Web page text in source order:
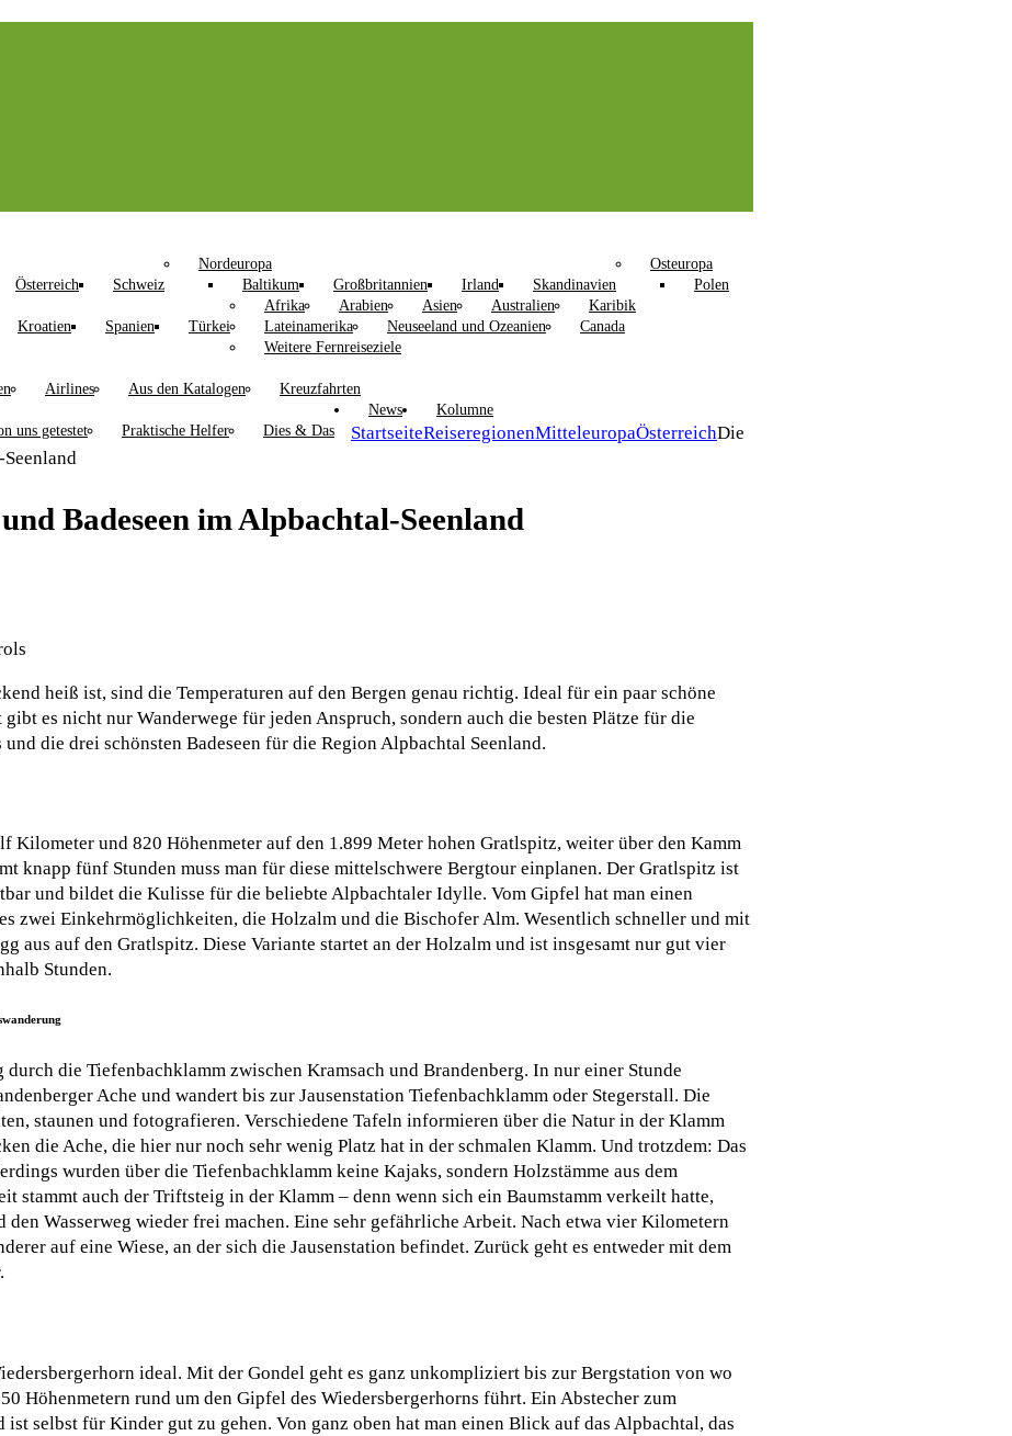
Österreich Schweiz
Nordeuropa
Baltikum
Großbritannien Irland Skandinavien
Osteuropa
Polen
Kroatien Spanien Türkei
Afrika Arabien Asien Australien
Karibik
Lateinamerika
Neuseeland und Ozeanien
Canada
Weitere Fernreiseziele
Airlines Aus den Katalogen
Kreuzfahrten
uns getestet Praktische Helfer Dies & Das
News Kolumne
StartseiteReiseregionenMitteleuropaÖsterreichDie
Badeseen im Alpbachtal-Seenland
heiß ist, sind die Temperaturen auf den Bergen genau richtig. Ideal für ein paar schöne
es nicht nur Wanderwege für jeden Anspruch, sondern auch die besten Plätze für die
die drei schönsten Badeseen für die Region Alpbachtal Seenland.
und 820 Höhenmeter auf den 1.899 Meter hohen Gratlspitz, weiter über den Kamm
knapp fünf Stunden muss man für diese mittelschwere Bergtour einplanen. Der Gratlspitz ist
und bildet die Kulisse für die beliebte Alpbachtaler Idylle. Vom Gipfel hat man einen
zwei Einkehrmöglichkeiten, die Holzalm und die Bischofer Alm. Wesentlich schneller und mit
aus auf den Gratlspitz. Diese Variante startet an der Holzalm und ist insgesamt nur gut vier
Stunden.
die Tiefenbachklamm zwischen Kramsach und Brandenberg. In nur einer Stunde
Ache und wandert bis zur Jausenstation Tiefenbachklamm oder Stegerstall. Die
staunen und fotografieren. Verschiedene Tafeln informieren über die Natur in der Klamm
die Ache, die hier nur noch sehr wenig Platz hat in der schmalen Klamm. Und trotzdem: Das
wurden über die Tiefenbachklamm keine Kajaks, sondern Holzstämme aus dem
stammt auch der Triftsteig in der Klamm – denn wenn sich ein Baumstamm verkeilt hatte,
Wasserweg wieder frei machen. Eine sehr gefährliche Arbeit. Nach etwa vier Kilometern
auf eine Wiese, an der sich die Jausenstation befindet. Zurück geht es entweder mit dem
ideal. Mit der Gondel geht es ganz unkompliziert bis zur Bergstation von wo
Höhenmetern rund um den Gipfel des Wiedersbergerhorns führt. Ein Abstecher zum
selbst für Kinder gut zu gehen. Von ganz oben hat man einen Blick auf das Alpbachtal, das